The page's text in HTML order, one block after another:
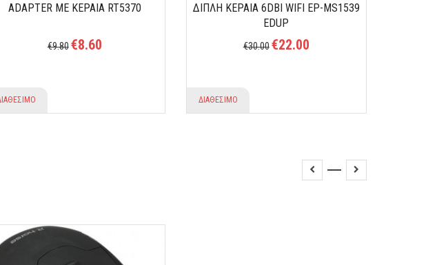
ADAPTER ΜΕ ΚΕΡΑΙΑ RT5370
€9.80 €8.60
ΔΙΠΛΗ ΚΕΡΑΙΑ 6DBI WIFI EP-MS1539
EDUP
€30.00 €22.00
ΔΙΑΘΕΣΙΜΟ